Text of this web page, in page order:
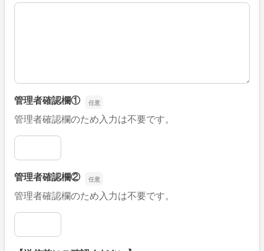
■そのほか、病院なびの改善すべき点や要望などがござい
管理者確認欄①
管理者確認欄のため入力は不要です。
管理者確認欄①
管理者確認欄②
管理者確認欄のため入力は不要です。
管理者確認欄②